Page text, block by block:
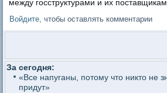
между госструктурами и их
Войдите , чтобы оставлять комментарии
За сегодня:
«Все напуганы, потому что никто не
придут»